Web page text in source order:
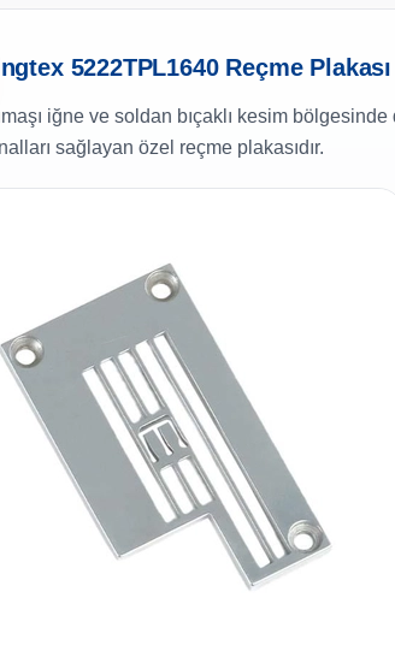
5222TPL1640 Reçme
iğne ve soldan bıçaklı kesim
sağlayan özel reçme plakasıdır.